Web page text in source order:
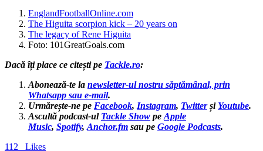
EnglandFootballOnline.com
The Higuita scorpion kick – 20 years on
The legacy of Rene Higuita
Foto: 101GreatGoals.com
Dacă îți place ce citești pe Tackle.ro:
Abonează-te la newsletter-ul nostru săptămânal, prin
Whatsapp sau e-mail.
Urmărește-ne pe Facebook, Instagram, Twitterși Youtube.
Ascultă podcast-ul Tackle Show pe Apple
Music, Spotify, Anchor.fm sau pe Google Podcasts.
112
Likes